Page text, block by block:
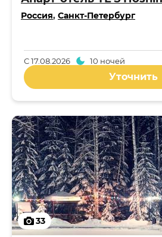
Россия, Санкт-Петербург
С17.08.2026 10 ночей
Уточнить
33